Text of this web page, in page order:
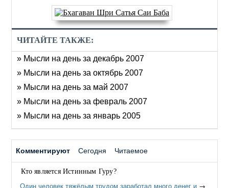
ЧИТАЙТЕ ТАКЖЕ:
» Мысли на день за декабрь 2007
» Мысли на день за октябрь 2007
» Мысли на день за май 2007
» Мысли на день за февраль 2007
» Мысли на день за январь 2005
Комментируют Сегодня Читаемое
Кто является Истинным Гуру?
Один человек тяжёлым трудом заработал много денег и →